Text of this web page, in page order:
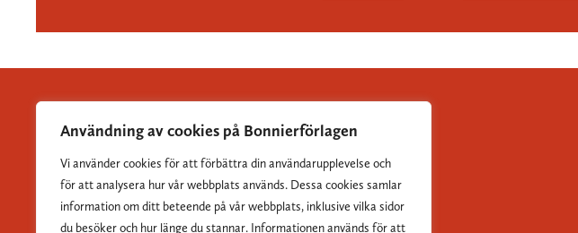
Användning av cookies på Bonnierförlagen
Vi använder cookies för att förbättra din användarupplevelse och
för att analysera hur vår webbplats används. Dessa cookies samlar
information om ditt beteende på vår webbplats, inklusive vilka sidor
du besöker och hur länge du stannar. Informationen används för att
Albert Bonniers Förlag grundades 1837 och är Sveriges
största skönlitterära förlag.